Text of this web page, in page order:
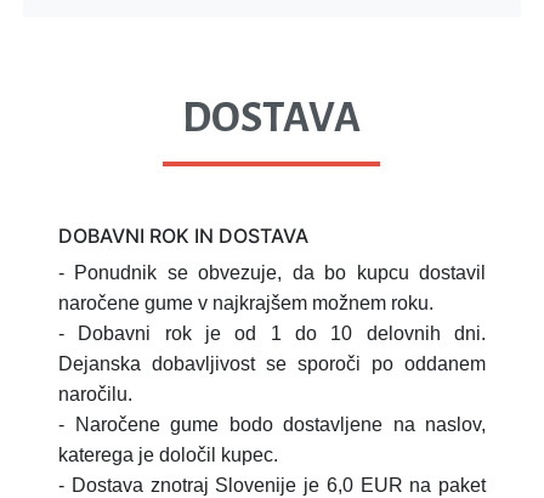
DOSTAVA
DOBAVNI ROK IN DOSTAVA
- Ponudnik se obvezuje, da bo kupcu dostavil
naročene gume v najkrajšem možnem roku.
- Dobavni rok je od 1 do 10 delovnih dni.
Dejanska dobavljivost se sporoči po oddanem
naročilu.
- Naročene gume bodo dostavljene na naslov,
katerega je določil kupec.
- Dostava znotraj Slovenije je 6,0 EUR na paket